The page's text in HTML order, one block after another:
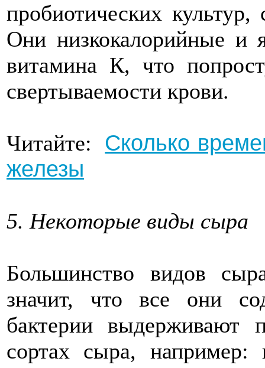
пробиотических
Они низкокалорийные и
витамина К, что
свертываемости крови.
Читайте: Сколько
железы
5. Некоторые виды сыра
Большинство видов
значит, что все они
бактерии выдерживают
сортах сыра, например: